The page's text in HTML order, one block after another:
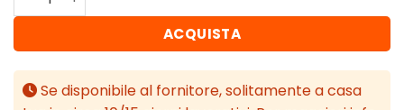
ACQUISTA
Se disponibile al fornitore, solitamente a casa